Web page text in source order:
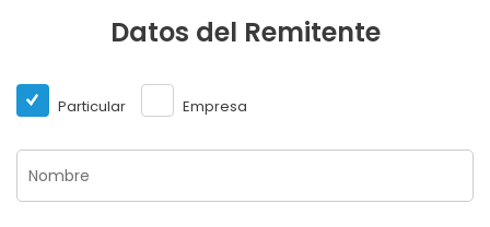
Datos del Remitente
Particular Empresa